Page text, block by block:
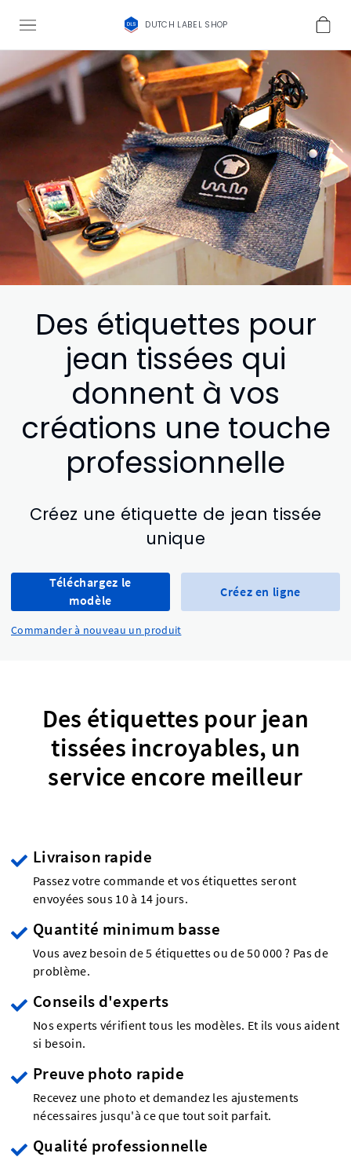
DUTCH LABEL SHOP
Des étiquettes pour
jean tissées qui
donnent à vos
créations une touche
professionnelle
Créez une étiquette de jean tissée
unique
Téléchargez le
modèle
Créez en ligne
Commander à nouveau un produit
Des étiquettes pour jean
tissées incroyables, un
service encore meilleur
Livraison rapide
Passez votre commande et vos étiquettes seront
envoyées sous 10 à 14 jours.
Quantité minimum basse
Vous avez besoin de 5 étiquettes ou de 50 000 ? Pas de
problème.
Conseils d'experts
Nos experts vérifient tous les modèles. Et ils vous aident
si besoin.
Preuve photo rapide
Recevez une photo et demandez les ajustements
nécessaires jusqu'à ce que tout soit parfait.
Qualité professionnelle